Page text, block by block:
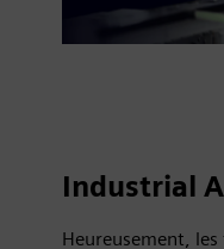
Industrial
Heureusement,